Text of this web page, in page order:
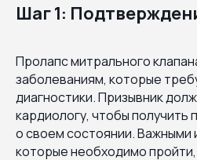
Шаг 1:
Пролапс митрального
заболеваниям, которые
диагностики. Призывник
кардиологу, чтобы
о своем состоянии. Важными
которые необходимо